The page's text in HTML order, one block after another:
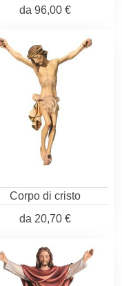
da 96,00 €
Corpo di cristo
da 20,70 €